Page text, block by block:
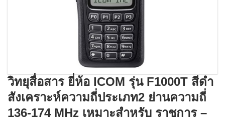
วิทยุสื่อสาร ยี่ห้อ ICOM รุ่น F1000T สีดำ
สังเคราะห์ความถี่ประเภท2 ย่านความถี่
136-174 MHz เหมาะสำหรับ ราชการ –